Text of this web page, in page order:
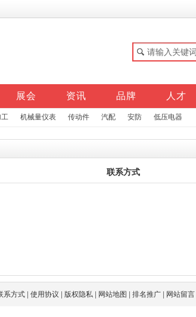
展会 资讯 品牌 人才
机械量仪表 传动件 汽配 安防 低压电器
联系方式
系方式| 使用协议 版权隐私| 网站地图 排名推广| 网站留言|